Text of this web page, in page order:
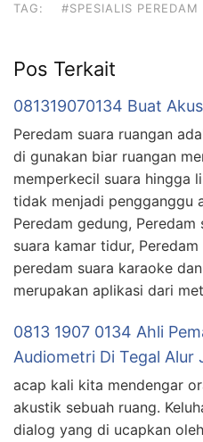
TAG: #SPESIALIS
Pos Terkait
081319070134 Buat
Peredam suara ruangan
di gunakan biar ruangan
memperkecil suara hingga
tidak menjadi pengganggu
Peredam gedung, Peredam
suara kamar tidur,
peredam suara karaoke
merupakan aplikasi dari
0813 1907 0134 Ahli
Audiometri Di Tegal Alur
acap kali kita mendengar
akustik sebuah ruang.
dialog yang di ucapkan